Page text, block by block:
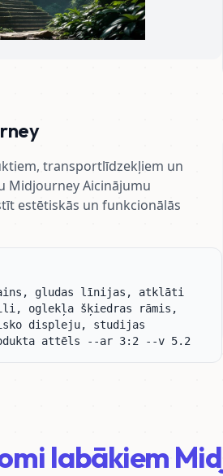
transportlīdzekļiem un
Midjourney Aicinājumu
estētiskās un funkcionālās
gludas līnijas, atklāti
oglekļa šķiedras rāmis,
displeju, studijas
attēls --ar 3:2 --v 5.2
labākiem